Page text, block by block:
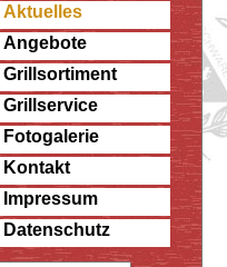
Aktuelles
Angebote
Grillsortiment
Grillservice
Fotogalerie
Kontakt
Impressum
Datenschutz